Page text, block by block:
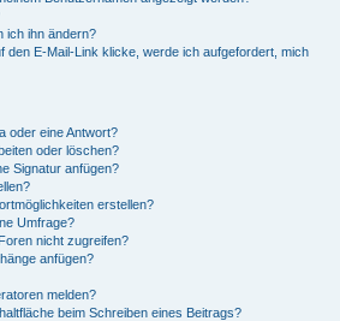
ich ihn ändern?
den E-Mail-Link klicke, werde ich aufgefordert, mich
oder eine Antwort?
oder löschen?
Signatur anfügen?
erstellen?
Umfrage?
nicht zugreifen?
anfügen?
melden?
beim Schreiben eines Beitrags?